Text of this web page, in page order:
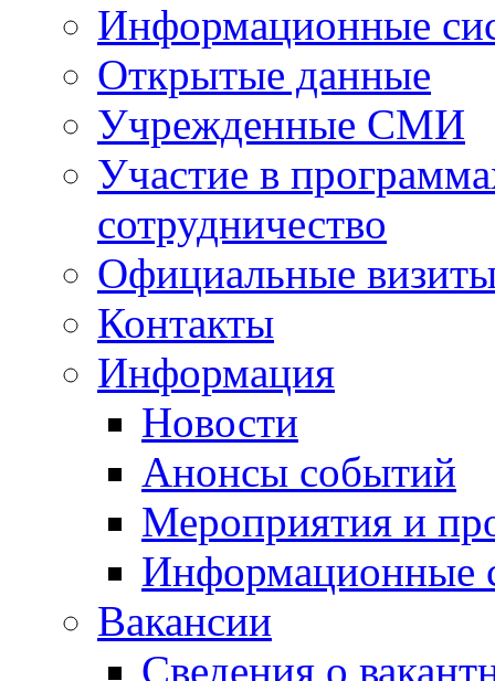
Информационные
Открытые данные
Учрежденные СМИ
Участие в
сотрудничество
Официальные
Контакты
Информация
Новости
Анонсы событий
Мероприятия и
Информационные
Вакансии
Сведения о